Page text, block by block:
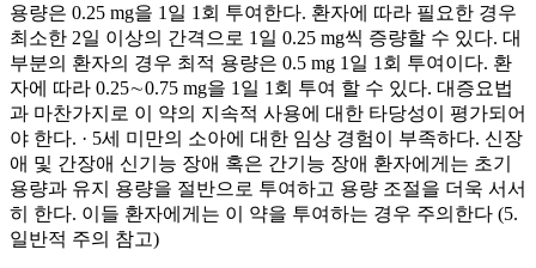
용량은 0.25 mg을 1일 1회 투여한다. 환자에 따라 필요한 경우
최소한 2일 이상의 간격으로 1일 0.25 mg씩 증량할 수 있다. 대
부분의 환자의 경우 최적 용량은 0.5 mg 1일 1회 투여이다. 환
자에 따라 0.25∼0.75 mg을 1일 1회 투여 할 수 있다. 대증요법
과 마찬가지로 이 약의 지속적 사용에 대한 타당성이 평가되어
야 한다. · 5세 미만의 소아에 대한 임상 경험이 부족하다. 신장
애 및 간장애 신기능 장애 혹은 간기능 장애 환자에게는 초기
용량과 유지 용량을 절반으로 투여하고 용량 조절을 더욱 서서
히 한다. 이들 환자에게는 이 약을 투여하는 경우 주의한다 (5.
일반적 주의 참고)